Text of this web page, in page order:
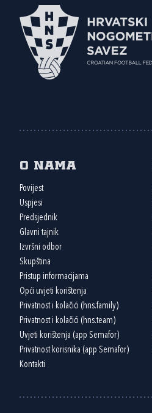
O nama
Povijest
Uspjesi
Predsjednik
Glavni tajnik
Izvršni odbor
Skupština
Pristup informacijama
Opći uvjeti korištenja
Privatnost i kolačići (hns.family)
Privatnost i kolačići (hns.team)
Uvjeti korištenja (app Semafor)
Privatnost korisnika (app Semafor)
Kontakti